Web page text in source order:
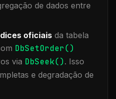
de dados entre
oficiais da tabela
DbSetOrder()
via DbSeek(). Isso
e degradação de